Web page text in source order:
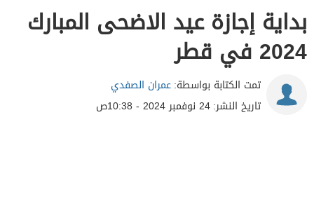
بداية إجازة عيد الاضحى المبارك
2024 في قطر
تمت الكتابة بواسطة:عمران الصفدي
تاريخ النشر:24 نوفمبر 2024 - 10:38ص